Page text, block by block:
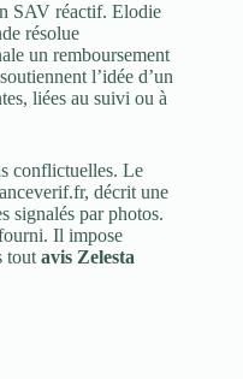
SAV réactif. Elodie
résolue
un remboursement
l’idée d’un
liées au suivi ou à
conflictuelles. Le
décrit une
signalés par photos.
Il impose
tout avis Zelesta